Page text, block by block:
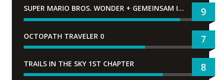
SUPER MARIO BROS. WONDER + GEMEINSAM IM BELLABEL-PARK 9
OCTOPATH TRAVELER 0 7
TRAILS IN THE SKY 1ST CHAPTER 8